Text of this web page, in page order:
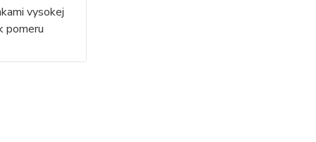
vysokej
pomeru